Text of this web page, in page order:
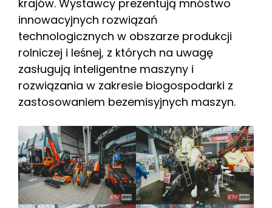
krajów. Wystawcy prezentują mnóstwo
innowacyjnych rozwiązań
technologicznych w obszarze produkcji
rolniczej i leśnej, z których na uwagę
zasługują inteligentne maszyny i
rozwiązania w zakresie biogospodarki z
zastosowaniem bezemisyjnych maszyn.